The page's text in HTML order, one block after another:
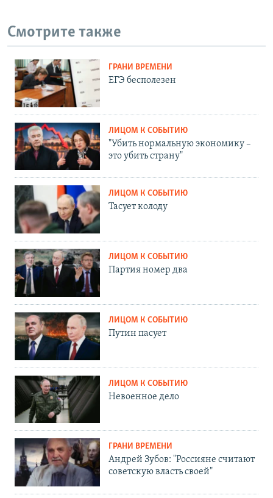
Смотрите также
ГРАНИ ВРЕМЕНИ
ЕГЭ бесполезен
ЛИЦОМ К СОБЫТИЮ
"Убить нормальную экономику –
это убить страну"
ЛИЦОМ К СОБЫТИЮ
Тасует колоду
ЛИЦОМ К СОБЫТИЮ
Партия номер два
ЛИЦОМ К СОБЫТИЮ
Путин пасует
ЛИЦОМ К СОБЫТИЮ
Невоенное дело
ГРАНИ ВРЕМЕНИ
Андрей Зубов: "Россияне считают
советскую власть своей"